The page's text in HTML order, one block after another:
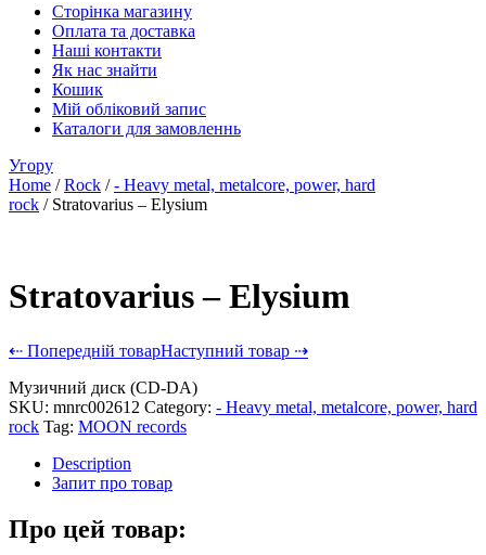
Сторінка магазину
Оплата та доставка
Наші контакти
Як нас знайти
Кошик
Мій обліковий запис
Каталоги для замовленнь
Угору
Home /Rock /- Heavy metal, metalcore, power, hard
rock / Stratovarius – Elysium
Stratovarius – Elysium
⇠ Попередній товарНаступний товар ⇢
Музичний диск (CD-DA)
SKU: mnrc002612 Category: - Heavy metal, metalcore, power, hard
rock Tag: MOON records
Description
Запит про товар
Про цей товар: